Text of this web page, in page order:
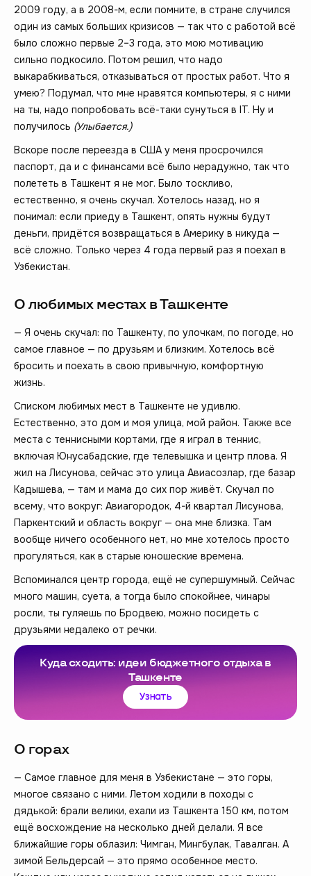
2009 году, а в 2008-м, если помните, в стране случился
один из самых больших кризисов — так что с работой всё
было сложно первые 2–3 года, это мою мотивацию
сильно подкосило. Потом решил, что надо
выкарабкиваться, отказываться от простых работ. Что я
умею? Подумал, что мне нравятся компьютеры, я с ними
на ты, надо попробовать всё-таки сунуться в IT. Ну и
получилось (Улыбается.)
Вскоре после переезда в США у меня просрочился
паспорт, да и с финансами всё было нерадужно, так что
полететь в Ташкент я не мог. Было тоскливо,
естественно, я очень скучал. Хотелось назад, но я
понимал: если приеду в Ташкент, опять нужны будут
деньги, придётся возвращаться в Америку в никуда —
всё сложно. Только через 4 года первый раз я поехал в
Узбекистан.
О любимых местах в Ташкенте
— Я очень скучал: по Ташкенту, по улочкам, по погоде, но
самое главное — по друзьям и близким. Хотелось всё
бросить и поехать в свою привычную, комфортную
жизнь.
Списком любимых мест в Ташкенте не удивлю.
Естественно, это дом и моя улица, мой район. Также все
места с теннисными кортами, где я играл в теннис,
включая Юнусабадские, где телевышка и центр плова. Я
жил на Лисунова, сейчас это улица Авиасозлар, где базар
Кадышева, — там и мама до сих пор живёт. Скучал по
всему, что вокруг: Авиагородок, 4-й квартал Лисунова,
Паркентский и область вокруг — она мне близка. Там
вообще ничего особенного нет, но мне хотелось просто
прогуляться, как в старые юношеские времена.
Вспоминался центр города, ещё не супершумный. Сейчас
много машин, суета, а тогда было спокойнее, чинары
росли, ты гуляешь по Бродвею, можно посидеть с
друзьями недалеко от речки.
Куда сходить: идеи бюджетного отдыха в
Ташкенте
Узнать
О горах
— Самое главное для меня в Узбекистане — это горы,
многое связано с ними. Летом ходили в походы с
дядькой: брали велики, ехали из Ташкента 150 км, потом
ещё восхождение на несколько дней делали. Я все
ближайшие горы облазил: Чимган, Мингбулак, Тавалган. А
зимой Бельдерсай — это прямо особенное место.